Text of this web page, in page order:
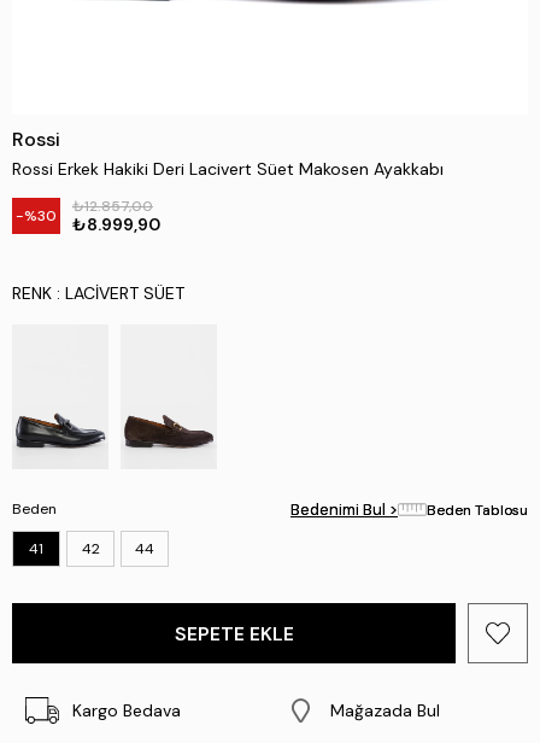
Rossi
Rossi Erkek Hakiki Deri Lacivert Süet Makosen Ayakkabı
30 ₺12.857,00
₺8.999,90
RENK : LACIVERT SÜET
Beden
41 42 44
Bedenimi Bul > Beden Tablosu
Bedenimi Bul > Beden Tablosu
Kargo Bedava Mağazada Bul